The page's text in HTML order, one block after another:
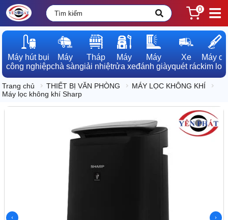
0
Máy hút bụi
công nghiệp
Máy
chà sàn
Tháp
giải nhiệt
Máy
rửa xe
Máy
đánh giày
Xe
quét rác
Máy dò
kim loại
Trang chủ THIẾT BỊ VĂN PHÒNG
MÁY LỌC KHÔNG KHÍ
Máy lọc không khí Sharp